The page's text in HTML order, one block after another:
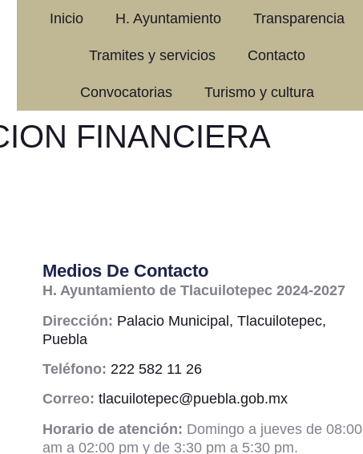
Inicio H. Ayuntamiento Transparencia
Tramites y servicios Contacto
Convocatorias Turismo y cultura
FINANCIERA
Medios De Contacto
H. Ayuntamiento de Tlacuilotepec 2024-2027
Dirección: Palacio Municipal, Tlacuilotepec,
Puebla
Teléfono: 222 582 11 26
Correo: tlacuilotepec@puebla.gob.mx
Horario de atención: Domingo a jueves de 08:00
am a 02:00 pm y de 3:30 pm a 5:30 pm.